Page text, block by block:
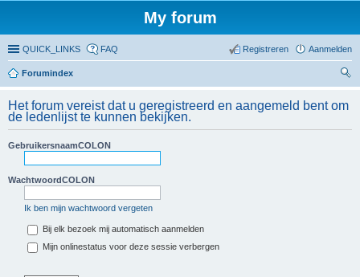
My forum
QUICK_LINKS FAQ Aanmelden
Registreren
Forumindex
ke
n
Het forum vereist dat u geregistreerd en aangemeld bent om
de ledenlijst te kunnen bekijken.
GebruikersnaamCOLON
WachtwoordCOLON
Ik ben mijn wachtwoord vergeten
Bij elk bezoek mij automatisch aanmelden
Mijn onlinestatus voor deze sessie verbergen